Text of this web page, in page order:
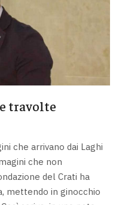
travolte
che arrivano dai Laghi
che non
del Crati ha
mettendo in ginocchio